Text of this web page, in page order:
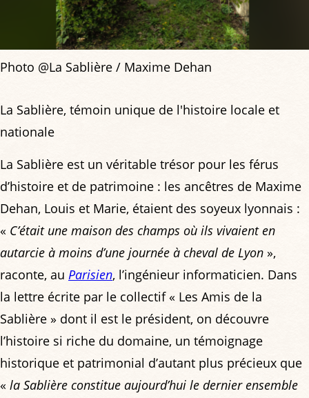
Photo @La Sablière / Maxime Dehan
La Sablière, témoin unique de l'histoire locale et
nationale
La Sablière est un véritable trésor pour les férus
d’histoire et de patrimoine : les ancêtres de Maxime
Dehan, Louis et Marie, étaient des soyeux lyonnais :
« C’était une maison des champs où ils vivaient en
autarcie à moins d’une journée à cheval de Lyon »,
raconte, au Parisien, l’ingénieur informaticien. Dans
la lettre écrite par le collectif « Les Amis de la
Sablière » dont il est le président, on découvre
l’histoire si riche du domaine, un témoignage
historique et patrimonial d’autant plus précieux que
« la Sablière constitue aujourd’hui le dernier ensemble